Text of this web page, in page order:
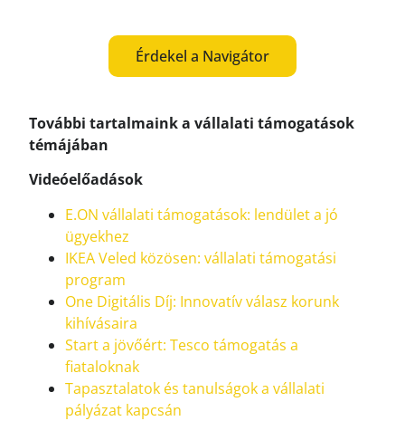
Érdekel a Navigátor
További tartalmaink a vállalati támogatások
témájában
Videóelőadások
E.ON vállalati támogatások: lendület a jó
ügyekhez
IKEA Veled közösen: vállalati támogatási
program
One Digitális Díj: Innovatív válasz korunk
kihívásaira
Start a jövőért: Tesco támogatás a
fiataloknak
Tapasztalatok és tanulságok a vállalati
pályázat kapcsán